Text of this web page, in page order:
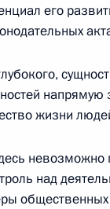
2020 года,
с судьями
2019 года,
его
напрямую
жизни
невозможно
над